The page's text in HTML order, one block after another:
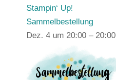
Stampin‘ Up!
Sammelbestellung
Dez. 4 um 20:00 – 20:00